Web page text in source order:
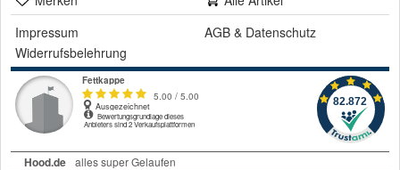
Impressum
AGB & Datenschutz
Widerrufsbelehrung